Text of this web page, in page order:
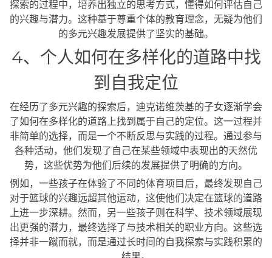
探索的过程中，培养出独立的思考方式，懂得如何评估自己
的兴趣与潜力。这种基于尊重个体的教育理念，无疑为他们
的多元兴趣发展提供了坚实的基础。
4、个人如何在多样化的道路中找
到自我定位
在经历了多元兴趣的探索后，迪克诺维茨基的子女逐渐学会
了如何在多样化的道路上找到属于自己的定位。这一过程并
非简单的选择，而是一个不断反思与实践的过程。通过参与
各种活动，他们发现了自己在某些领域中表现出的天然优
势，这些优势为他们后续的发展提供了明确的方向。
例如，一些孩子在体验了不同的体育项目后，最终发现自己
对于篮球的兴趣远超其他运动，这使他们决定在篮球的道路
上进一步深耕。然而，另一些孩子则在科学、技术领域展现
出更强的潜力，最终选择了与技术相关的职业方向。这些选
择并非一蹴而就，而是通过长时间的自我探索与实践积累的